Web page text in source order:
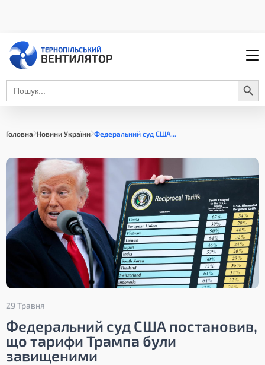
Search
for:
Search Button
Головна Новини України Федеральний суд США...
29 Травня
Федеральний суд США постановив,
що тарифи Трампа були
завищеними